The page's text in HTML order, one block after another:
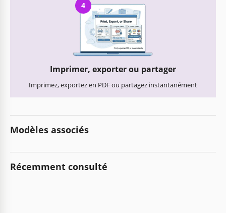
4
Imprimer, exporter ou partager
Imprimez, exportez en PDF ou partagez instantanément
Modèles associés
Récemment consulté